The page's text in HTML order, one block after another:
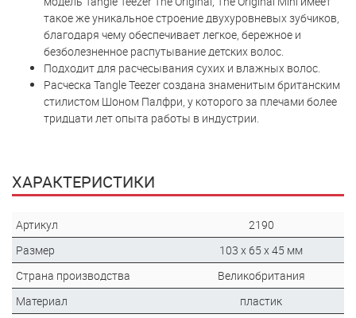
такое же уникальное строение двухуровневых зубчиков,
благодаря чему обеспечивает легкое, бережное и
безболезненное распутывание детских волос.
Подходит для расчесывания сухих и влажных волос.
Расческа Tangle Teezer создана знаменитым британским
стилистом Шоном Палфри, у которого за плечами более
тридцати лет опыта работы в индустрии.
ХАРАКТЕРИСТИКИ
Артикул
2190
Размер
103 х 65 х 45 мм
Страна производства
Великобритания
Материал
пластик